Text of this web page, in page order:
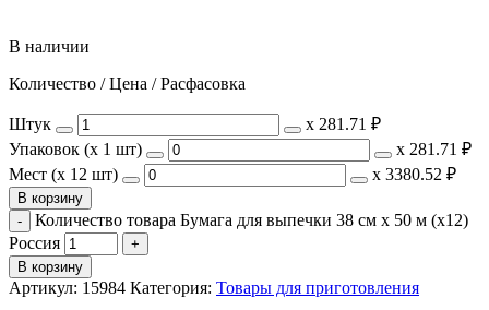
В наличии
Количество / Цена / Расфасовка
Штук х 281.71 ₽
Упаковок (x 1 шт)
х 281.71 ₽
Мест (x 12 шт)
х 3380.52 ₽
В корзину
Количество товара Бумага для выпечки 38 см х 50 м (х12)
Россия
В корзину
Артикул: 15984 Категория: Товары для приготовления